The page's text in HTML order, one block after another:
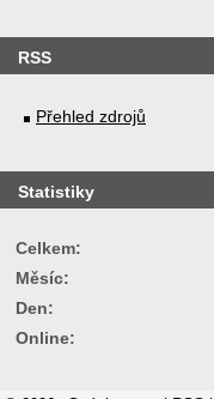
RSS
Přehled zdrojů
Statistiky
Online:
Celkem:
Měsíc:
Den: